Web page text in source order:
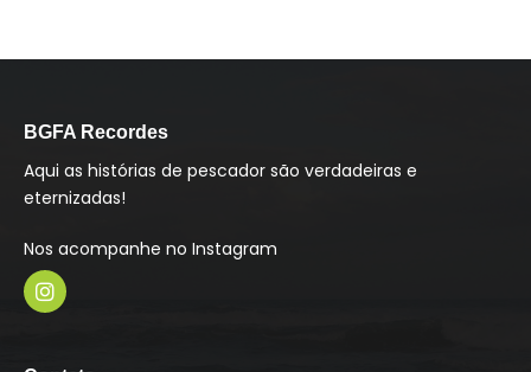
BGFA Recordes
Aqui as histórias de pescador são verdadeiras e
eternizadas!
Nos acompanhe no Instagram